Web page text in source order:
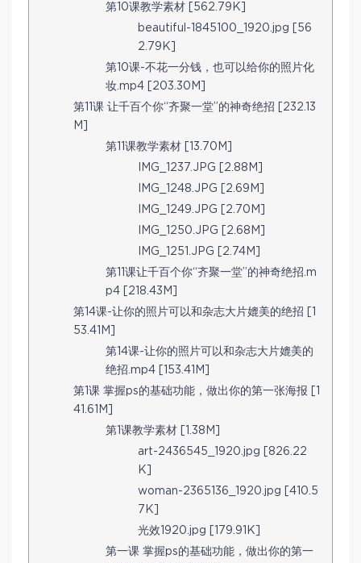
第10课教学素材 [562.79K]
beautiful-1845100_1920.jpg [56
2.79K]
第10课-不花一分钱，也可以给你的照片化
妆.mp4 [203.30M]
第11课 让千百个你“齐聚一堂”的神奇绝招 [232.13
M]
第11课教学素材 [13.70M]
IMG_1237.JPG [2.88M]
IMG_1248.JPG [2.69M]
IMG_1249.JPG [2.70M]
IMG_1250.JPG [2.68M]
IMG_1251.JPG [2.74M]
第11课让千百个你“齐聚一堂”的神奇绝招.m
p4 [218.43M]
第14课-让你的照片可以和杂志大片媲美的绝招 [1
53.41M]
第14课-让你的照片可以和杂志大片媲美的
绝招.mp4 [153.41M]
第1课 掌握ps的基础功能，做出你的第一张海报 [1
41.61M]
第1课教学素材 [1.38M]
art-2436545_1920.jpg [826.22
K]
woman-2365136_1920.jpg [410.5
7K]
光效1920.jpg [179.91K]
第一课 掌握ps的基础功能，做出你的第一